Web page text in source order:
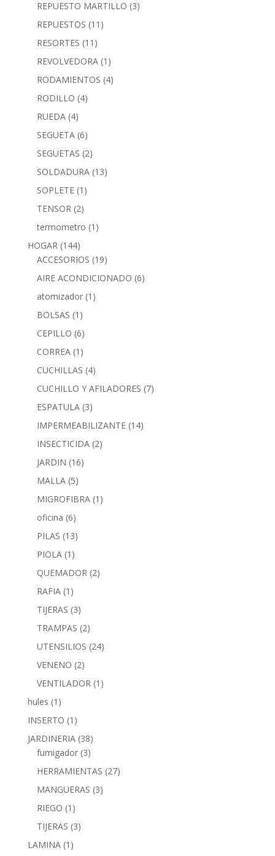
REPUESTO MARTILLO (3)
REPUESTOS (11)
RESORTES (11)
REVOLVEDORA (1)
RODAMIENTOS (4)
RODILLO (4)
RUEDA (4)
SEGUETA (6)
SEGUETAS (2)
SOLDADURA (13)
SOPLETE (1)
TENSOR (2)
termometro (1)
HOGAR (144)
ACCESORIOS (19)
AIRE ACONDICIONADO (6)
atomizador (1)
BOLSAS (1)
CEPILLO (6)
CORREA (1)
CUCHILLAS (4)
CUCHILLO Y AFILADORES (7)
ESPATULA (3)
IMPERMEABILIZANTE (14)
INSECTICIDA (2)
JARDIN (16)
MALLA (5)
MIGROFIBRA (1)
oficina (6)
PILAS (13)
PIOLA (1)
QUEMADOR (2)
RAFIA (1)
TIJERAS (3)
TRAMPAS (2)
UTENSILIOS (24)
VENENO (2)
VENTILADOR (1)
hules (1)
INSERTO (1)
JARDINERIA (38)
fumigador (3)
HERRAMIENTAS (27)
MANGUERAS (3)
RIEGO (1)
TIJERAS (3)
LAMINA (1)